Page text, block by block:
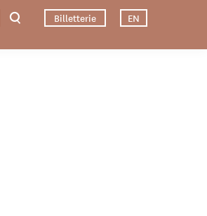
Billetterie EN